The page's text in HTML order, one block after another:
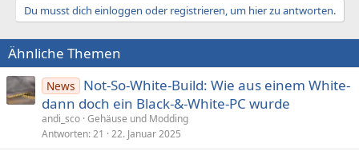
Du musst dich einloggen oder registrieren, um hier zu antworten.
Ähnliche Themen
News
Not-So-White-Build: Wie aus einem White-
dann doch ein Black-&-White-PC wurde
andi_sco Gehäuse und Modding
Antworten 21 22. Januar 2025